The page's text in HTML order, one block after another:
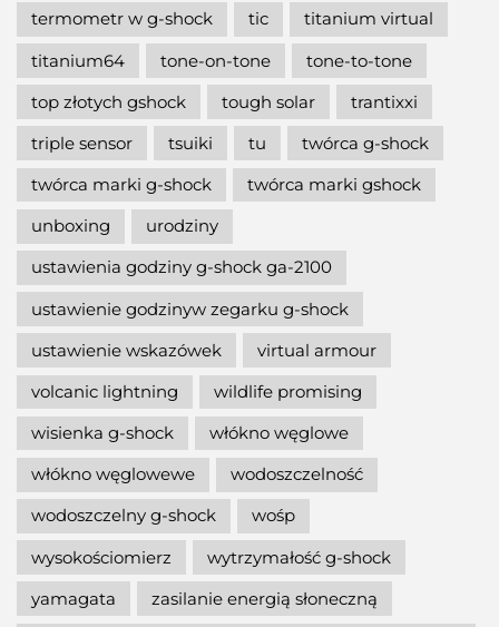
termometr w g-shock
tic
titanium virtual
titanium64
tone-on-tone
tone-to-tone
top złotych gshock
tough solar
trantixxi
triple sensor
tsuiki tu
twórca g-shock
twórca marki g-shock
twórca marki gshock
unboxing
urodziny
ustawienia godziny g-shock ga-2100
ustawienie godzinyw zegarku g-shock
ustawienie wskazówek
virtual armour
volcanic lightning
wildlife promising
wisienka g-shock
włókno węglowe
włókno węglowewe
wodoszczelność
wodoszczelny g-shock
wośp
wysokościomierz
wytrzymałość g-shock
yamagata
zasilanie energią słoneczną